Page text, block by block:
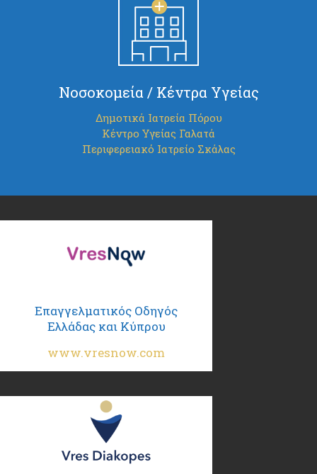
Νοσοκομεία / Κέντρα Υγείας
Δημοτικά Ιατρεία Πόρου
Κέντρο Υγείας Γαλατά
Περιφερειακό Ιατρείο Σκάλας
Επαγγελματικός Οδηγός
Ελλάδας και Κύπρου
www.vresnow.com